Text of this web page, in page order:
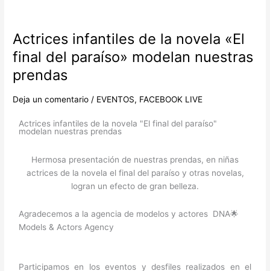
Actrices infantiles de la novela «El
final del paraíso» modelan nuestras
prendas
Deja un comentario / EVENTOS, FACEBOOK LIVE
Actrices infantiles de la novela "El final del paraíso"
modelan nuestras prendas
Hermosa presentación de nuestras prendas, en niñas
actrices de la novela el final del paraíso y otras novelas,
logran un efecto de gran belleza.
Agradecemos a la agencia de modelos y actores DNA🌟
Models & Actors Agency
Participamos en los eventos y desfiles realizados en el
Actrices
infantiles
de
la
«El
del
modelan
nuestras